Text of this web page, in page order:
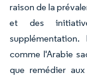
raison de la
et des
comme l'Arabie
que remédier